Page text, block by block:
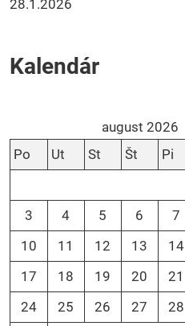
28.1.2026
Kalendár
august 2026
Po
Ut St Št Pi
3
4 5 6 7
10
11 12 13 14
17
18 19 20 21
24
25 26 27 28